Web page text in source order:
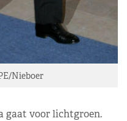
Nieboer
gaat voor lichtgroen.